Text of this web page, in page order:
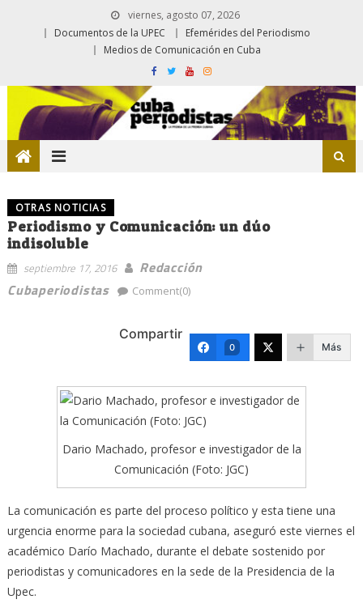
viernes, agosto 07, 2026
Documentos de la UPEC
Efemérides del Periodismo
Medios de Comunicación en Cuba
OTRAS NOTICIAS
Periodismo y Comunicación: un dúo
indisoluble
septiembre 17, 2016
Redacción
Cubaperiodistas
Comment(0)
Compartir
0 Más
Dario Machado, profesor e investigador de la
Comunicación (Foto: JGC)
La comunicación es parte del proceso político y esta tiene una
urgencia enorme para la sociedad cubana, aseguró este viernes el
académico Darío Machado, durante el debate sostenido por
periodistas y comunicadores en la sede de la Presidencia de la
Upec.